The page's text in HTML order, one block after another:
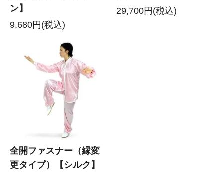
ン】
9,680円(税込)
29,700円(税込)
全開ファスナー（縁変
更タイプ）【シルク】